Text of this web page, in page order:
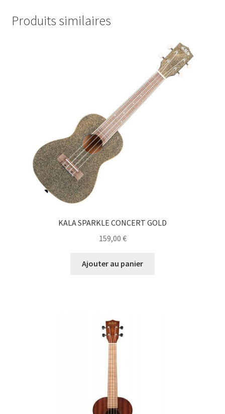
Produits similaires
KALA SPARKLE CONCERT GOLD
159,00 €
Ajouter au panier